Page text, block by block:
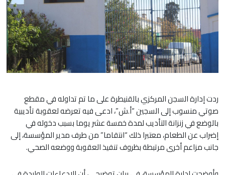
ردت إدارة السجن المركزي بالقنيطرة على ما تم تداوله في مقطع
صوتي منسوب إلى السجين “أ.ش”، ادعى فيه تعرضه لعقوبة تأديبية
بالوضع في زنزانة التأديب لمدة خمسة عشر يوما بسبب دخوله في
إضراب عن الطعام، معتبرا ذلك “انتقاما” من طرف مدير المؤسسة، إلى
جانب مزاعم أخرى مرتبطة بظروف تنفيذ العقوبة ووضعه الصحي.